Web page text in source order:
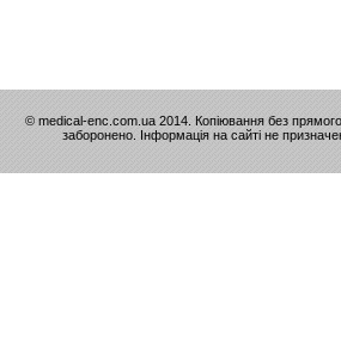
© medical-enc.com.ua 2014. Копіювання без
заборонено. Інформація на сайті не